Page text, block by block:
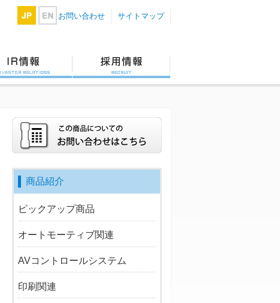
お問い合わせ サイトマップ
語
商品紹介
ピックアップ商品
オートモーティブ関連
AVコントロールシステム
印刷関連